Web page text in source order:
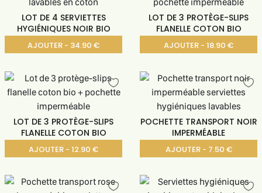
LOT DE 4 SERVIETTES
HYGIÉNIQUES NOIR BIO
AJOUTER - 34.90 €
LOT DE 3 PROTÈGE-SLIPS
FLANELLE COTON BIO
AJOUTER - 18.90 €
LOT DE 3 PROTÈGE-SLIPS
FLANELLE COTON BIO
AJOUTER - 12.90 €
POCHETTE TRANSPORT NOIR
IMPERMÉABLE
AJOUTER - 7.50 €